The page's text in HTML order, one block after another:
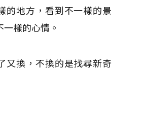
的地方，看到不一樣的景
樣的心情。
又換，不換的是找尋新奇